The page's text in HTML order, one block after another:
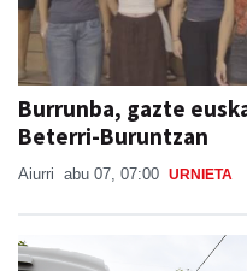
Burrunba, gazte
Beterri-Buruntzan
Aiurri abu 07, 07:00 URNIETA